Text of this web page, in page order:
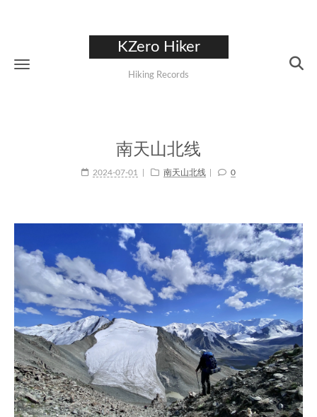
KZero Hiker
Hiking Records
南天山北线
2024-07-01 南天山北线 0